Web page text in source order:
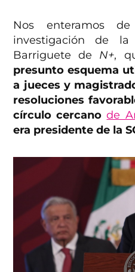
Nos enteramos
investigación de la
Barriguete de N+,
presunto esquema
a jueces y
resoluciones
círculo cercanode
era presidente de la